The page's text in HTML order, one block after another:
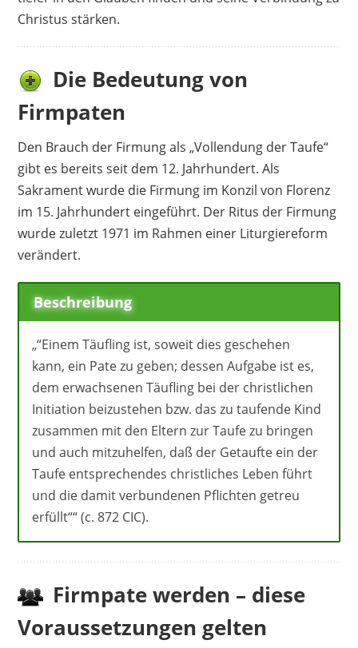
Christus stärken.
Die Bedeutung von
Firmpaten
Den Brauch der Firmung als „Vollendung der Taufe“
gibt es bereits seit dem 12. Jahrhundert. Als
Sakrament wurde die Firmung im Konzil von Florenz
im 15. Jahrhundert eingeführt. Der Ritus der Firmung
wurde zuletzt 1971 im Rahmen einer Liturgiereform
verändert.
Beschreibung
„“Einem Täufling ist, soweit dies geschehen
kann, ein Pate zu geben; dessen Aufgabe ist es,
dem erwachsenen Täufling bei der christlichen
Initiation beizustehen bzw. das zu taufende Kind
zusammen mit den Eltern zur Taufe zu bringen
und auch mitzuhelfen, daß der Getaufte ein der
Taufe entsprechendes christliches Leben führt
und die damit verbundenen Pflichten getreu
erfüllt““ (c. 872 CIC).
Firmpate werden – diese
Voraussetzungen gelten